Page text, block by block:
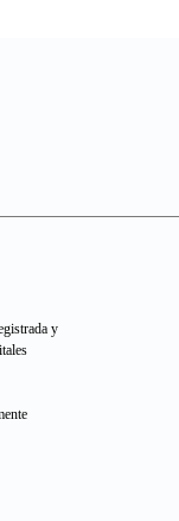
y